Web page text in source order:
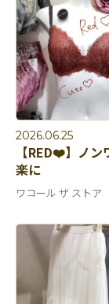
2026.06.25
【RED❤️】ノン
楽に
ワコール ザ ストア